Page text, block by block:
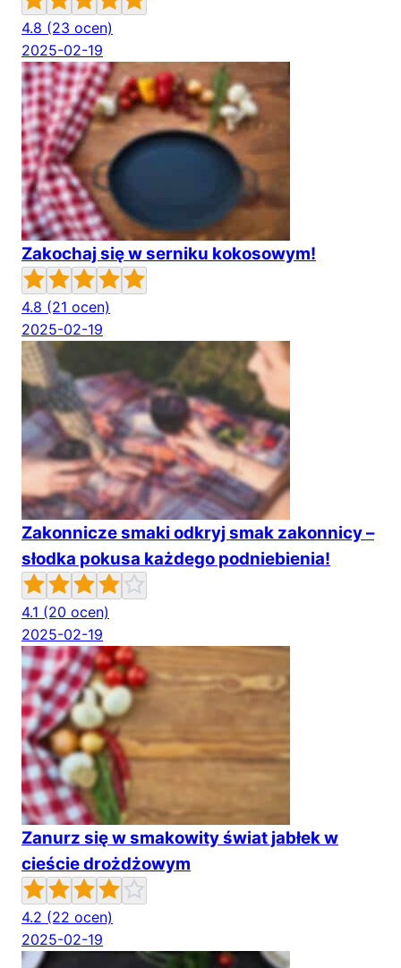
4.8 (23 ocen)
2025-02-19
Zakochaj się w serniku kokosowym!
4.8 (21 ocen)
2025-02-19
Zakonnicze smaki odkryj smak zakonnicy –
słodka pokusa każdego podniebienia!
4.1 (20 ocen)
2025-02-19
Zanurz się w smakowity świat jabłek w
cieście drożdżowym
4.2 (22 ocen)
2025-02-19